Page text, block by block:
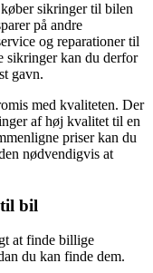
sikringer til bilen
på andre
og reparationer til
sikringer kan du derfor
gavn.
med kvaliteten. Der
af høj kvalitet til en
priser kan du
nødvendigvis at
bil
at finde billige
du kan finde dem.